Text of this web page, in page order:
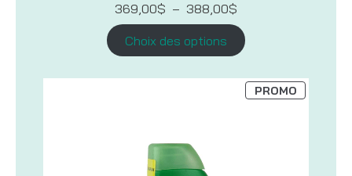
369,00$ – 388,00$
prix :
369,00$
à
Choix des options
PROMOPRODUIT
EN